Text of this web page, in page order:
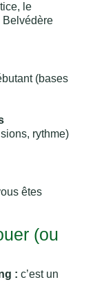
le
Belvédère
(bases
rythme)
êtes
(ou
: c’est un